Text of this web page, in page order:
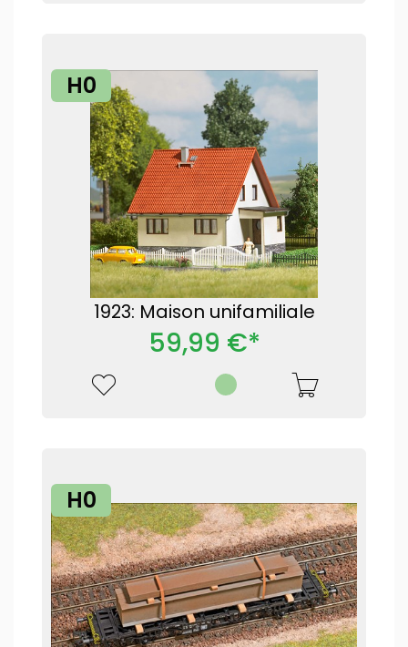
H0
1923: Maison unifamiliale
59,99 €*
H0